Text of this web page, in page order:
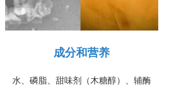
成分和营养
水、磷脂、甜味剂（木糖醇）、辅酶